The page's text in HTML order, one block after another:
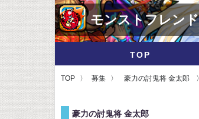
モンストフレン
TOP
TOP 募集 豪力の討鬼将 金太郎
豪力の討鬼将 金太郎